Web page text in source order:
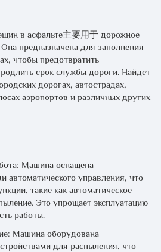
в асфальте主要用于 дорожное
предназначена для заполнения
чтобы предотвратить
срок службы дороги. Найдет
дорогах, автострадах,
аэропортов и различных других
Машина оснащена
автоматического управления, что
такие как автоматическое
Это упрощает эксплуатацию
работы.
Машина оборудована
для распыления, что